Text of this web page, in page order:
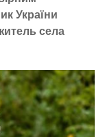
України
села